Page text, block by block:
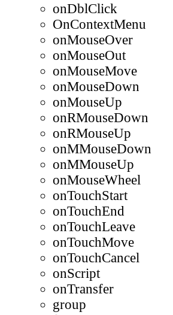
onDblClick
OnContextMenu
onMouseOver
onMouseOut
onMouseMove
onMouseDown
onMouseUp
onRMouseDown
onRMouseUp
onMMouseDown
onMMouseUp
onMouseWheel
onTouchStart
onTouchEnd
onTouchLeave
onTouchMove
onTouchCancel
onScript
onTransfer
group